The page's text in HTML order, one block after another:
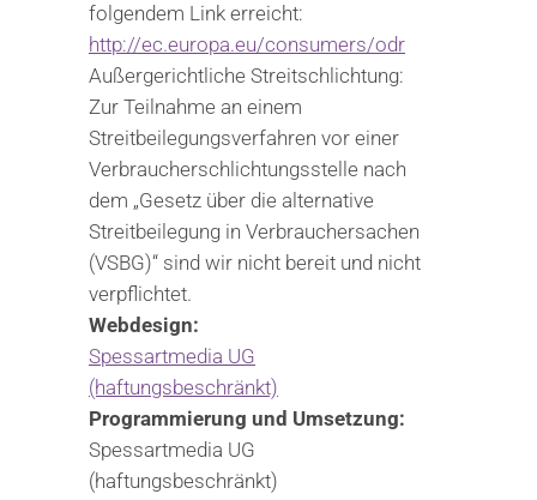
folgendem Link erreicht:
http://ec.europa.eu/consumers/odr
Außergerichtliche Streitschlichtung:
Zur Teilnahme an einem
Streitbeilegungsverfahren vor einer
Verbraucherschlichtungsstelle nach
dem „Gesetz über die alternative
Streitbeilegung in Verbrauchersachen
(VSBG)“ sind wir nicht bereit und nicht
verpflichtet.
Webdesign:
Spessartmedia UG
(haftungsbeschränkt)
Programmierung und Umsetzung:
Spessartmedia UG
(haftungsbeschränkt)